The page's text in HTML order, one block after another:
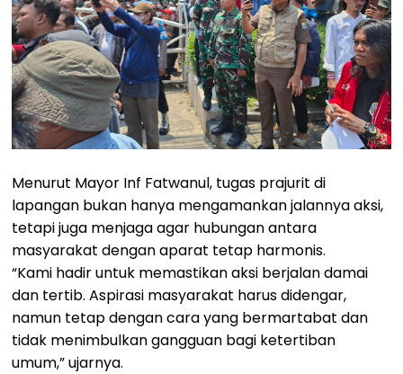
Menurut Mayor Inf Fatwanul, tugas prajurit di
lapangan bukan hanya mengamankan jalannya aksi,
tetapi juga menjaga agar hubungan antara
masyarakat dengan aparat tetap harmonis.
“Kami hadir untuk memastikan aksi berjalan damai
dan tertib. Aspirasi masyarakat harus didengar,
namun tetap dengan cara yang bermartabat dan
tidak menimbulkan gangguan bagi ketertiban
umum,” ujarnya.